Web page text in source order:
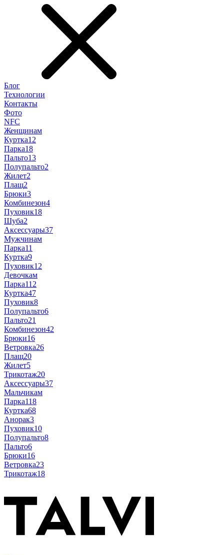
Блог
Технологии
Контакты
Фото
NFC
Женщинам
Куртка12
Парка18
Пальто13
Полупальто2
Жилет2
Плащ2
Брюки3
Комбинезон4
Пуховик18
Шуба2
Аксессуары37
Мужчинам
Парка11
Куртка9
Пуховик12
Девочкам
Парка112
Куртка47
Пуховик8
Полупальто6
Пальто21
Комбинезон42
Брюки16
Ветровка26
Плащ20
Жилет5
Трикотаж20
Аксессуары37
Мальчикам
Парка118
Куртка68
Анорак3
Пуховик10
Полупальто8
Пальто6
Брюки16
Ветровка23
Трикотаж18